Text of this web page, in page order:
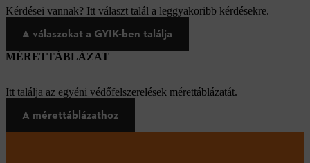
Kérdései vannak? Itt választ talál a leggyakoribb kérdésekre.
A válaszokat a GYIK-ben találja
MÉRETTÁBLÁZAT
Itt találja az egyéni védőfelszerelések mérettáblázatát.
A mérettáblázathoz